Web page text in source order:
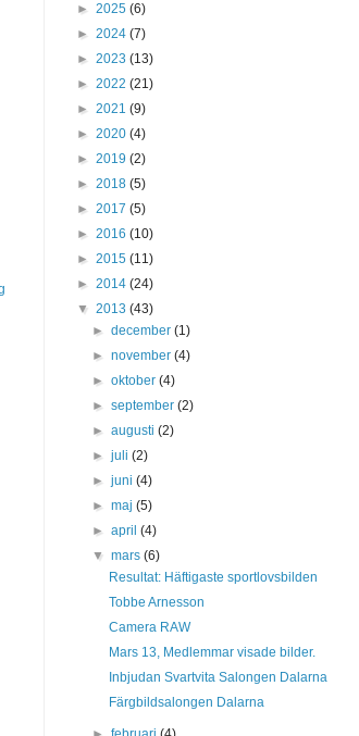
► 2025 (6)
► 2024 (7)
► 2023 (13)
► 2022 (21)
► 2021 (9)
► 2020 (4)
► 2019 (2)
► 2018 (5)
► 2017 (5)
► 2016 (10)
► 2015 (11)
► 2014 (24)
▼ 2013 (43)
►december(1)
►november(4)
►oktober(4)
►september(2)
►augusti(2)
►juli(2)
►juni(4)
►maj(5)
►april(4)
▼mars(6)
Resultat: Häftigaste sportlovsbilden
Tobbe Arnesson
Camera RAW
Mars 13, Medlemmar visade bilder.
Inbjudan Svartvita Salongen Dalarna
Färgbildsalongen Dalarna